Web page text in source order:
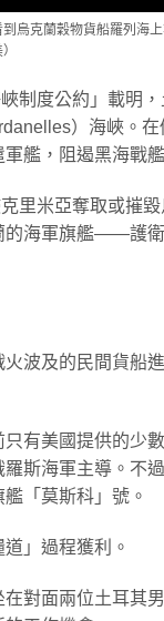
烏克蘭穀物貨船羅列海
制度公約」載明
）海峽。
艦，阻遏黑海戰
里米亞奪取或摧
海軍旗艦——護
波及的民間貨船
有美國提供的少
斯海軍主導。不
「莫斯科」號。
」過程獲利。
對面兩位土耳其